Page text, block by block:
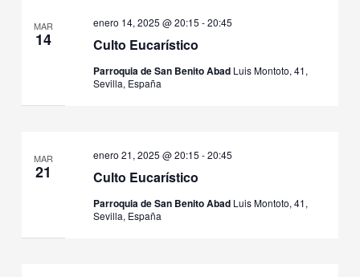
MAR
14 Culto Eucarístico
enero 14, 2025 @ 20:15 -20:45
Parroquia de San Benito Abad Luis Montoto, 41,
Sevilla, España
MAR
21 Culto Eucarístico
enero 21, 2025 @ 20:15 -20:45
Parroquia de San Benito Abad Luis Montoto, 41,
Sevilla, España